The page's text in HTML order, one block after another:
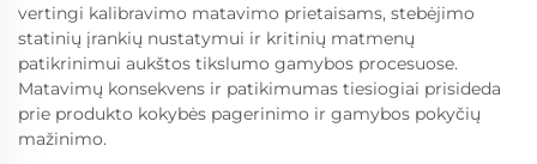
vertingi kalibravimo matavimo prietaisams, stebėjimo
statinių įrankių nustatymui ir kritinių matmenų
patikrinimui aukštos tikslumo gamybos procesuose.
Matavimų konsekvens ir patikimumas tiesiogiai prisideda
prie produkto kokybės pagerinimo ir gamybos pokyčių
mažinimo.